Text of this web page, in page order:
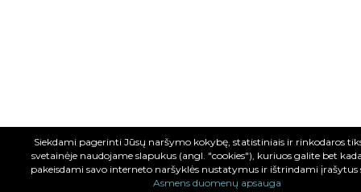
Siekdami pagerinti Jūsų naršymo kokybę, statistiniais ir rinkodaros
svetainėje naudojame slapukus (angl. "cookies"), kuriuos galite bet
pakeisdami savo interneto naršyklės nustatymus ir ištrindami įrašytus
Asmens duomenų apsauga